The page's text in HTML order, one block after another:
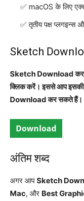
macOS के लिए
तृतीय पक्ष प्लगइन्स
Sketch
Sketch Download करने
क्लिक करें। इससे आप इसकी
Download कर सकते हैं।
Download
अंतिम शब्द
अगर आपSketch
Mac, और Best